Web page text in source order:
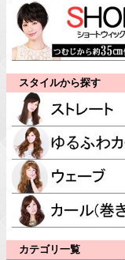
スタイルから探す
カテゴリ一覧